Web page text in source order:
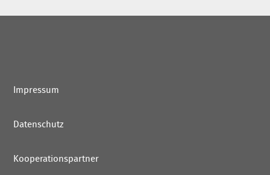
Impressum
Datenschutz
Kooperationspartner